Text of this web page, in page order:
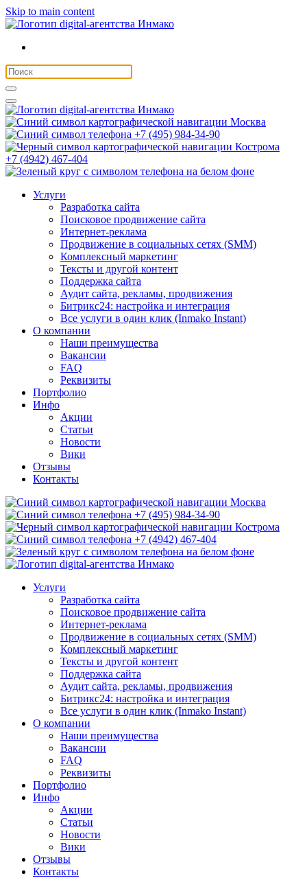
Skip to main content
Москва
+7 (495) 984-34-90
Кострома
+7 (4942) 467-404
Услуги
Разработка сайта
Поисковое продвижение сайта
Интернет-реклама
Продвижение в социальных сетях (SMM)
Комплексный маркетинг
Тексты и другой контент
Поддержка сайта
Аудит сайта, рекламы, продвижения
Битрикс24: настройка и интеграция
Все услуги в один клик (Inmako Instant)
О компании
Наши преимущества
Вакансии
FAQ
Реквизиты
Портфолио
Инфо
Акции
Статьи
Новости
Вики
Отзывы
Контакты
Москва
+7 (495) 984-34-90
Кострома
+7 (4942) 467-404
Услуги
Разработка сайта
Поисковое продвижение сайта
Интернет-реклама
Продвижение в социальных сетях (SMM)
Комплексный маркетинг
Тексты и другой контент
Поддержка сайта
Аудит сайта, рекламы, продвижения
Битрикс24: настройка и интеграция
Все услуги в один клик (Inmako Instant)
О компании
Наши преимущества
Вакансии
FAQ
Реквизиты
Портфолио
Инфо
Акции
Статьи
Новости
Вики
Отзывы
Контакты